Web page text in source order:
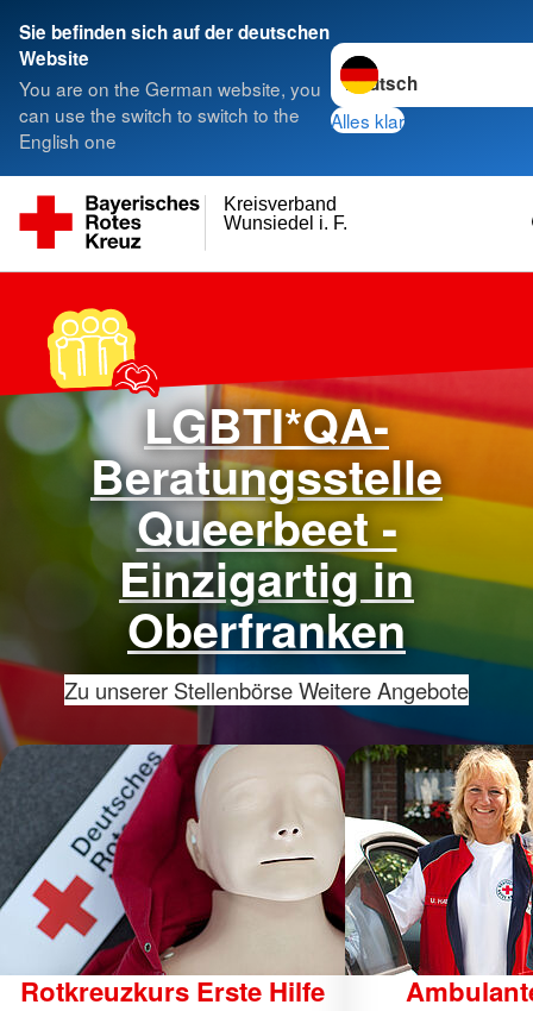
Sie befinden sich auf der deutschen
Website
You are on the German website, you
can use the switch to switch to the
English one
Sprache wechseln zu
Alles klar
Wunsiedel i. F.
Kreisverband
LGBTI*QA-
Beratungsstelle
Queerbeet -
Einzigartig in
Oberfranken
Zu unserer StellenbörseWeitere Angebote
Rotkreuzkurs Erste Hilfe